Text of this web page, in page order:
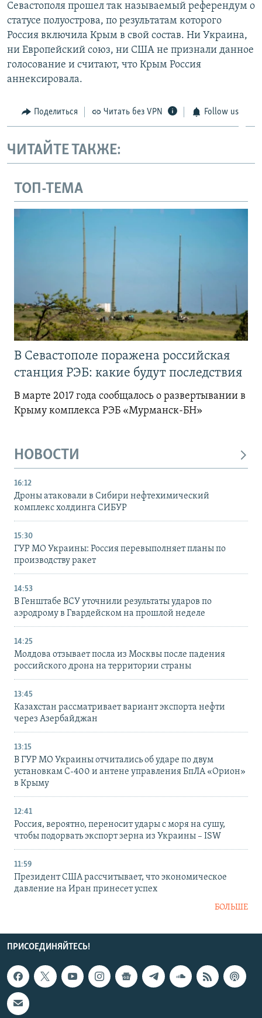
Севастополя прошел так называемый референдум о
статусе полуострова, по результатам которого
Россия включила Крым в свой состав. Ни Украина,
ни Европейский союз, ни США не признали данное
голосование и считают, что Крым Россия
аннексировала.
Поделиться Читать без VPN Follow us
ЧИТАЙТЕ ТАКЖЕ:
ТОП-ТЕМА
В Севастополе поражена российская
станция РЭБ: какие будут последствия
В марте 2017 года сообщалось о развертывании в
Крыму комплекса РЭБ «Мурманск-БН»
НОВОСТИ
16:12
Дроны атаковали в Сибири нефтехимический
комплекс холдинга СИБУР
15:30
ГУР МО Украины: Россия перевыполняет планы по
производству ракет
14:53
В Генштабе ВСУ уточнили результаты ударов по
аэродрому в Гвардейском на прошлой неделе
14:25
Молдова отзывает посла из Москвы после падения
российского дрона на территории страны
13:45
Казахстан рассматривает вариант экспорта нефти
через Азербайджан
13:15
В ГУР МО Украины отчитались об ударе по двум
установкам С-400 и антене управления БпЛА «Орион»
в Крыму
12:41
Россия, вероятно, переносит удары с моря на сушу,
чтобы подорвать экспорт зерна из Украины – ISW
11:59
Президент США рассчитывает, что экономическое
давление на Иран принесет успех
БОЛЬШЕ
ПРИСОЕДИНЯЙТЕСЬ!